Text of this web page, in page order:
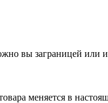
вы заграницей или
меняется в